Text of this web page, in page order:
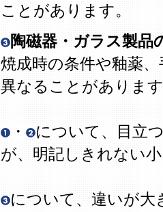
ことがあります。
陶磁器・ガラス製品
焼成時の条件や釉薬
異なることがありま
・
について、目立
が、明記しきれない
について、違いが